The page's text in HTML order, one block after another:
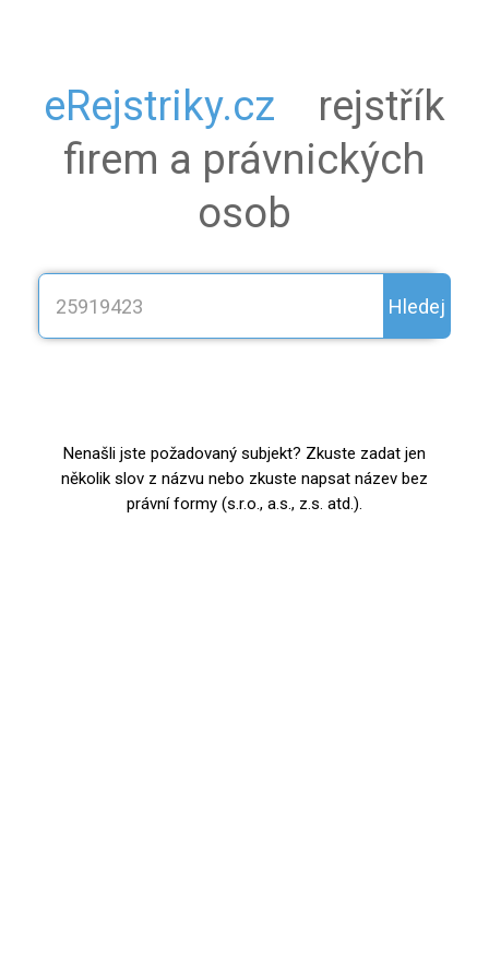
eRejstriky.cz
rejstřík
firem a právnických
osob
Hledej
Nenašli jste požadovaný subjekt? Zkuste zadat jen
několik slov z názvu nebo zkuste napsat název bez
právní formy (s.r.o., a.s., z.s. atd.).